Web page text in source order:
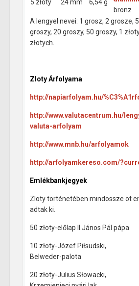
bronz
5 złoty 24 mm 6,54 g
A lengyel nevei: 1 grosz, 2 grosze,
groszy, 20 groszy, 50 groszy, 1
złotych.
Zloty Árfolyama
http://napiarfolyam.hu/
http://www.valutacentrum.hu/
valuta-arfolyam
http://www.mnb.hu/arfolyamok
http://arfolyamkereso.com/
Emlékbankjegyek
Zloty történetében mindössze öt
adtak ki.
50 złoty-előlap II.János Pál pápa
10 złoty-Józef Piłsudski,
Belweder-palota
20 złoty-Julius Słowacki,